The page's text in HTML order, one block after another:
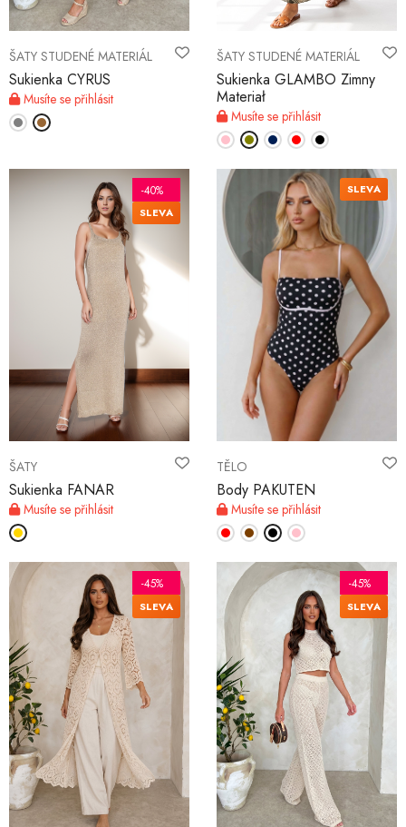
ŠATY STUDENÉ MATERIÁL
Sukienka CYRUS
Musíte se přihlásit
ŠATY STUDENÉ MATERIÁL
Sukienka GLAMBO Zimny
Materiał
Musíte se přihlásit
ŠATY
Sukienka FANAR
Musíte se přihlásit
-40%
SLEVA
TĚLO
Body PAKUTEN
Musíte se přihlásit
SLEVA
-45%
SLEVA
-45%
SLEVA